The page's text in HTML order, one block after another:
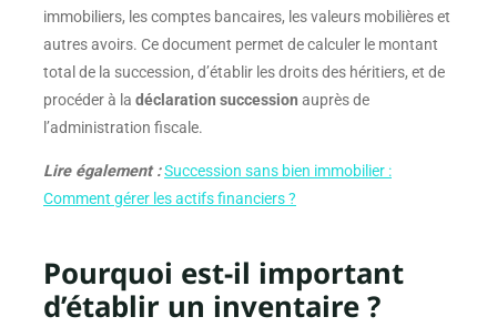
immobiliers, les comptes bancaires, les valeurs mobilières et
autres avoirs. Ce document permet de calculer le montant
total de la succession, d’établir les droits des héritiers, et de
procéder à la déclaration succession auprès de
l’administration fiscale.
Lire également :Succession sans bien immobilier :
Comment gérer les actifs financiers ?
Pourquoi est-il important
d’établir un inventaire ?